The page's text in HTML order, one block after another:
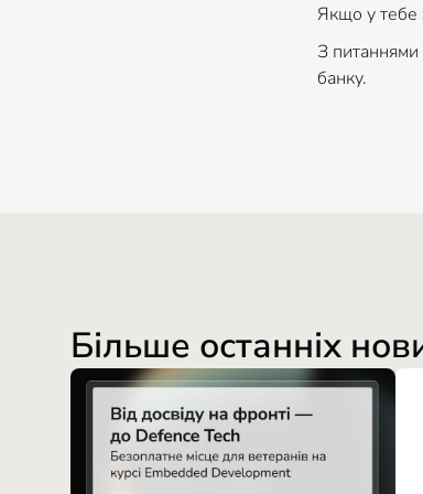
Якщо у тебе
З питаннями
банку.
Більше останніх